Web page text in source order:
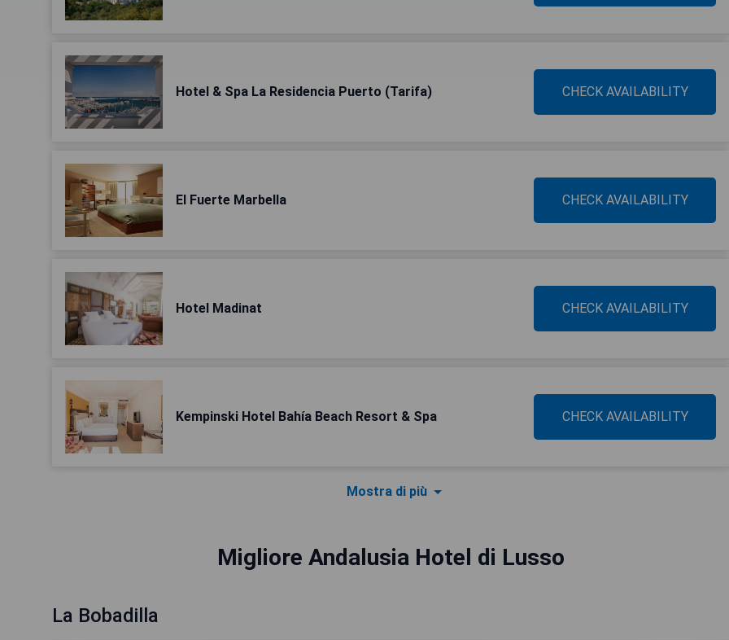
Hotel & Spa La Residencia Puerto (Tarifa) CHECK AVAILABILITY
El Fuerte Marbella CHECK AVAILABILITY
Hotel Madinat CHECK AVAILABILITY
Kempinski Hotel Bahía Beach Resort & Spa CHECK AVAILABILITY
Mostra di più
Migliore Andalusia Hotel di Lusso
La Bobadilla